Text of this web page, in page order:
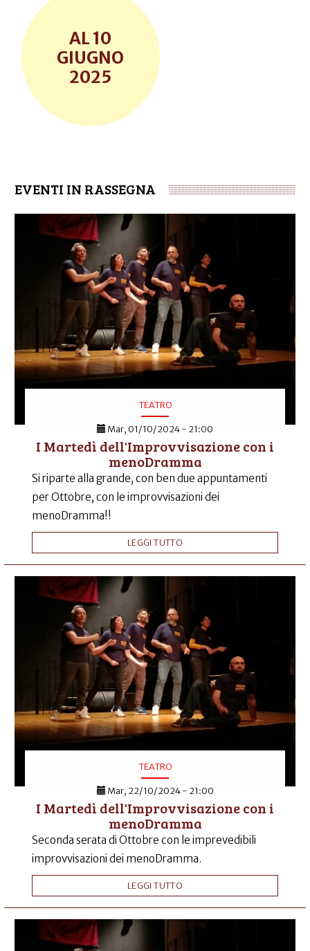
10
GIUGNO
2025
EVENTI IN RASSEGNA
TEATRO
Mar, 01/10/2024 - 21:00
I Martedì dell'Improvvisazione con i
menoDramma
Si riparte alla grande, con ben due appuntamenti
per Ottobre, con le improvvisazioni dei
menoDramma!!
LEGGI TUTTO
TEATRO
Mar, 22/10/2024 - 21:00
I Martedì dell'Improvvisazione con i
menoDramma
Seconda serata di Ottobre con le imprevedibili
improvvisazioni dei menoDramma.
LEGGI TUTTO